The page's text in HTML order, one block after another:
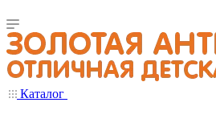
Каталог